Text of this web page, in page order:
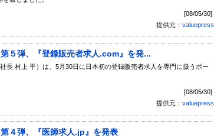
[08/05/30]
提供元： valuepress
５弾、『登録販売者求人.com』を発...
長 村上 平）は、5月30日に日本初の登録販売者求人を専門に扱うポー
[08/05/30]
提供元： valuepress
４弾、『医師求人.jp』を発表